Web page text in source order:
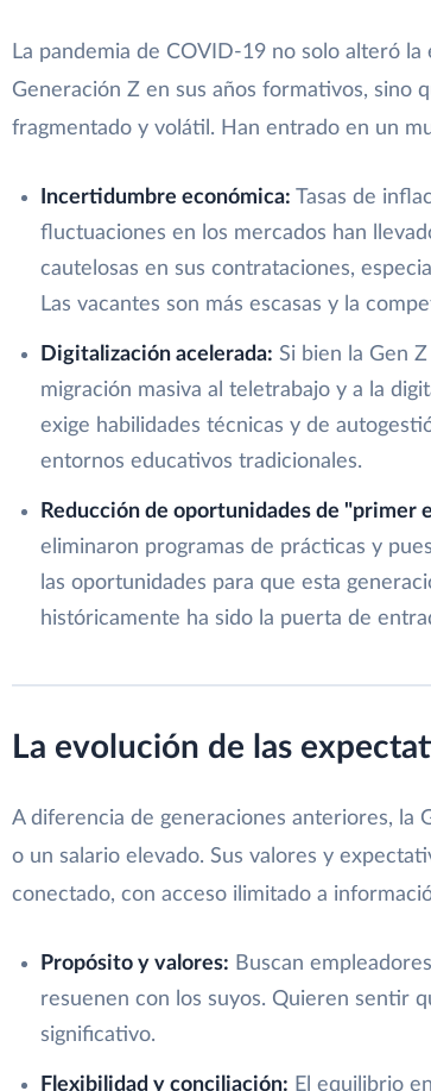
La pandemia de COVID-19 no solo alteró la
Generación Z en sus años formativos, sino
fragmentado y volátil. Han entrado en un
Incertidumbre económica: Tasas de
fluctuaciones en los mercados han
cautelosas en sus contrataciones,
Las vacantes son más escasas y la
Digitalización acelerada: Si bien la Gen
migración masiva al teletrabajo y a la
exige habilidades técnicas y de
entornos educativos tradicionales.
Reducción de oportunidades de "primer
eliminaron programas de prácticas y
las oportunidades para que esta
históricamente ha sido la puerta de
La evolución de las
A diferencia de generaciones anteriores, la
o un salario elevado. Sus valores y
conectado, con acceso ilimitado a
Propósito y valores: Buscan
resuenen con los suyos. Quieren sentir
significativo.
Flexibilidad y conciliación: El equilibrio